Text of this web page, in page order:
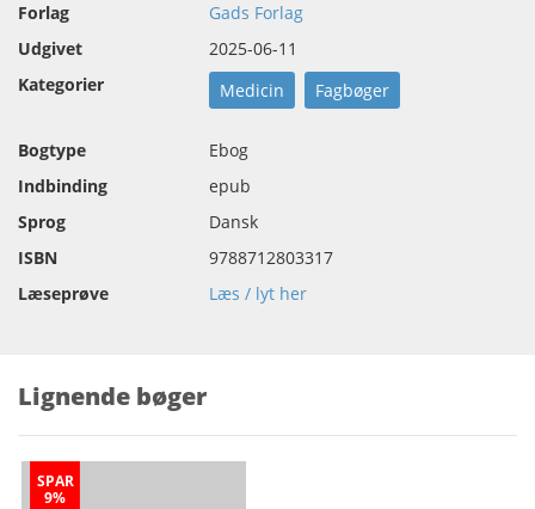
Forlag
Gads Forlag
Udgivet
2025-06-11
Kategorier
Medicin Fagbøger
Bogtype
Ebog
Indbinding
epub
Sprog
Dansk
ISBN
9788712803317
Læseprøve
Læs / lyt her
Lignende bøger
SPAR
9%